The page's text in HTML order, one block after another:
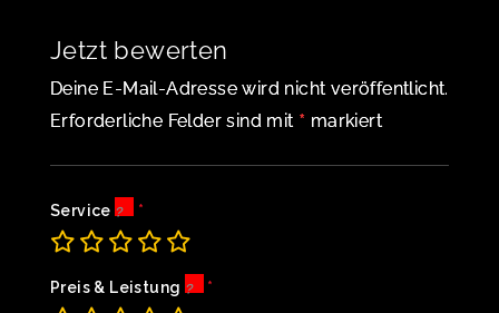
Jetzt bewerten
Deine E-Mail-Adresse wird nicht veröffentlicht.
Erforderliche Felder sind mit * markiert
Service
Preis & Leistung